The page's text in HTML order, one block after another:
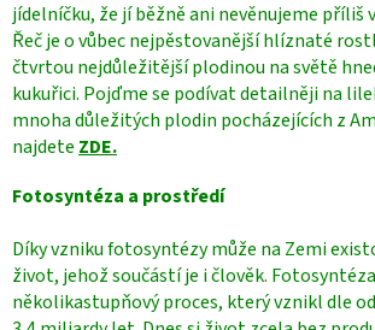
jídelníčku, že jí běžně ani nevěnujeme příliš
Řeč je o vůbec nejpěstovanější hlíznaté
čtvrtou nejdůležitější plodinou na světě
kukuřici. Pojďme se podívat detailněji na
mnoha důležitých plodin pocházejících z
najdete ZDE.
Fotosyntéza a prostředí
Díky vzniku fotosyntézy může na Zemi
život, jehož součástí je i člověk.
několikastupňový proces, který vznikl dle